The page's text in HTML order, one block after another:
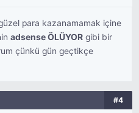
para kazanamamak içine
adsense ÖLÜYOR gibi bir
çünkü gün geçtikçe
#4